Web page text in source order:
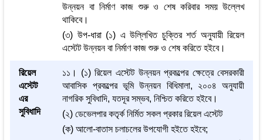
উন্নয়ন বা নির্মাণ কাজ শুরু ও শেষ করিবার সময় উল্লেখ
থাকিবে।
(৩) উপ-ধারা (১) এ উল্লিখিত চুক্তির শর্ত অনুযায়ী রিয়েল
এস্টেট উন্নয়ন বা নির্মাণ কাজ শুরু ও শেষ করিতে হইবে।
রিয়েল
এস্টেট
এর
সুবিধাদি
১১। (১) রিয়েল এস্টেট উন্নয়ন প্রকল্পের ক্ষেত্রে বেসরকারী
আবাসিক প্রকল্পের ভূমি উন্নয়ন বিধিমালা, ২০০৪ অনুযায়ী
নাগরিক সুবিধাদি, যতদূর সম্ভব, নিশ্চিত করিতে হইবে।
(২) ডেভেলপার কতৃর্ক নির্মিত সকল প্রকার রিয়েল এস্টেট
(ক) আলো-বাতাস চলাচলের উপযোগী হইতে হইবে;